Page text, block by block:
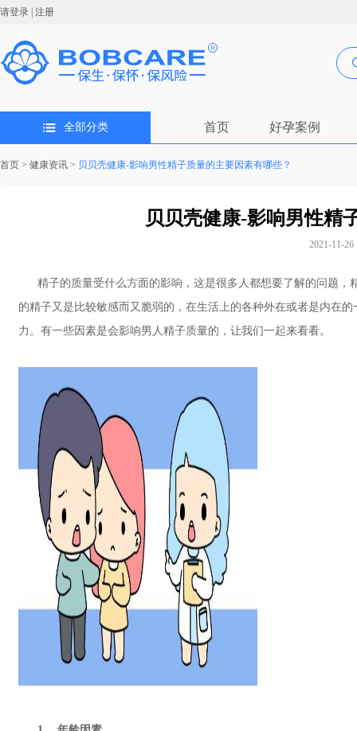
请登录 | 注册
全部分类 首页 好孕案例
首页 > 健康资讯 > 贝贝壳健康-影响男性精子质量的主要因素有哪些？
贝贝壳健康-影响男性精
2021-11-26
精子的质量受什么方面的影响，这是很多人都想要了解的问题，
的精子又是比较敏感而又脆弱的，在生活上的各种外在或者是内在
力。有一些因素是会影响男人精子质量的，让我们一起来看看。